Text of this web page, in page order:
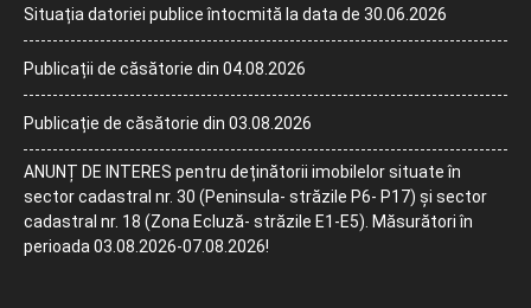
Situația datoriei publice întocmită la data de 30.06.2026
Publicații de căsătorie din 04.08.2026
Publicație de căsătorie din 03.08.2026
ANUNȚ DE INTERES pentru deținătorii imobilelor situate în
sector cadastral nr. 30 (Peninsula- străzile P6- P17) și sector
cadastral nr. 18 (Zona Ecluză- străzile E1-E5). Măsurători în
perioada 03.08.2026-07.08.2026!